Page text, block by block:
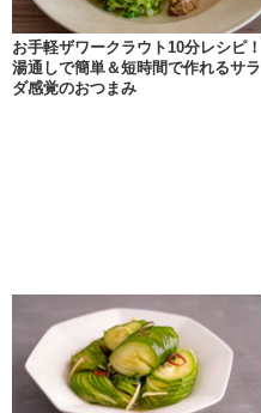
お手軽ザワークラウト10分レシピ！
湯通しで簡単＆短時間で作れるサラ
ダ感覚のおつまみ